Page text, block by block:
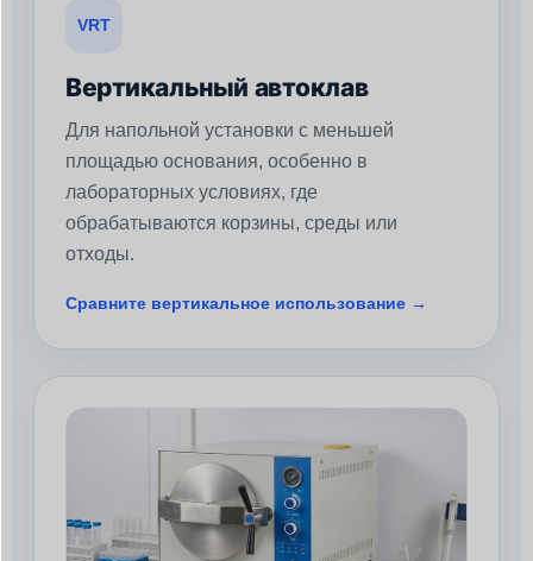
VRT
Вертикальный автоклав
Для напольной установки с меньшей
площадью основания, особенно в
лабораторных условиях, где
обрабатываются корзины, среды или
отходы.
Сравните вертикальное использование →